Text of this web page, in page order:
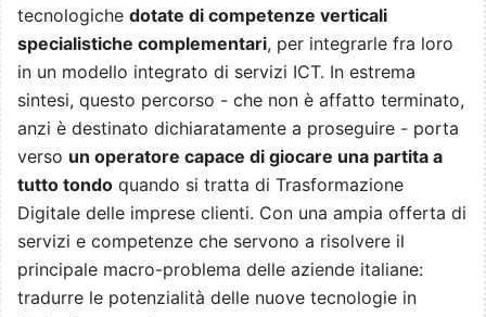
tecnologiche dotate di competenze verticali
specialistiche complementari, per integrarle fra loro
in un modello integrato di servizi ICT. In estrema
sintesi, questo percorso - che non è affatto terminato,
anzi è destinato dichiaratamente a proseguire - porta
verso un operatore capace di giocare una partita a
tutto tondo quando si tratta di Trasformazione
Digitale delle imprese clienti. Con una ampia offerta di
servizi e competenze che servono a risolvere il
principale macro-problema delle aziende italiane:
tradurre le potenzialità delle nuove tecnologie in